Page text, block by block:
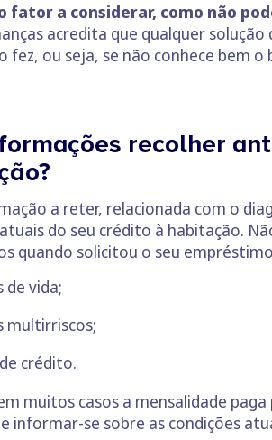
fator a considerar, como não
acredita que qualquer
fez, ou seja, se não conhece bem
recolher
a reter, relacionada com o
do seu crédito à habitação.
quando solicitou o seu
de vida;
multirriscos;
crédito.
muitos casos a mensalidade
informar-se sobre as condições